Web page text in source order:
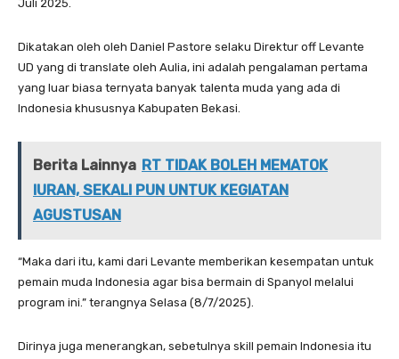
Juli 2025.
Dikatakan oleh oleh Daniel Pastore selaku Direktur off Levante
UD yang di translate oleh Aulia, ini adalah pengalaman pertama
yang luar biasa ternyata banyak talenta muda yang ada di
Indonesia khususnya Kabupaten Bekasi.
Berita Lainnya RT TIDAK BOLEH MEMATOK
IURAN, SEKALI PUN UNTUK KEGIATAN
AGUSTUSAN
“Maka dari itu, kami dari Levante memberikan kesempatan untuk
pemain muda Indonesia agar bisa bermain di Spanyol melalui
program ini.” terangnya Selasa (8/7/2025).
Dirinya juga menerangkan, sebetulnya skill pemain Indonesia itu